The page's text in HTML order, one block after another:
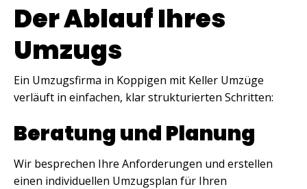
Der Ablauf Ihres
Umzugs
Ein Umzugsfirma in Koppigen mit Keller Umzüge
verläuft in einfachen, klar strukturierten Schritten:
Beratung und Planung
Wir besprechen Ihre Anforderungen und erstellen
einen individuellen Umzugsplan für Ihren